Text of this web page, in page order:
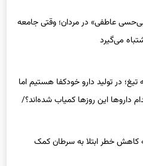
عاطفی» در مردان؛ وقتی جامعه
می‌گیرد
در تولید دارو خودکفا هستیم اما
داروها این روزها کمیاب شده‌اند؟/
دارد»
کاهش خطر ابتلا به سرطان کمک